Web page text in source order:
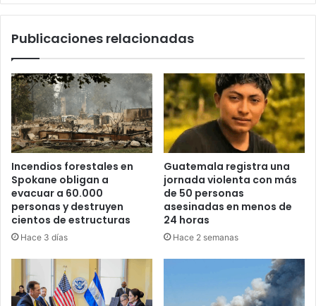
Publicaciones relacionadas
Incendios forestales en
Spokane obligan a
evacuar a 60.000
personas y destruyen
cientos de estructuras
Hace 3 días
Guatemala registra una
jornada violenta con más
de 50 personas
asesinadas en menos de
24 horas
Hace 2 semanas